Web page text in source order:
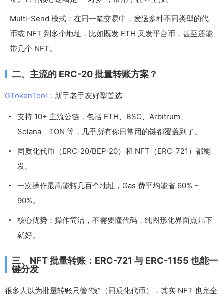
Multi-Send 模式：在同一笔交易中，发送多种不同类型的代
币或 NFT 到多个地址，比如既发 ETH 又发平台币，甚至还能
带几个 NFT。
二、主流的 ERC-20 批量转账方案？
GTokenTool ：新手老手友好型首选
支持 10+ 主流公链，包括 ETH、BSC、Arbitrum、
Solana、TON 等，几乎所有你日常用的链都覆盖到了。
同质化代币（ERC-20/BEP-20）和 NFT（ERC-721）都能
发。
一次操作最高能转几百个地址，Gas 费平均能省 60% ~
90%。
核心优势：操作简洁，不需要懂代码，纯图形化界面点几下
就好。
三、NFT 批量转账：ERC-721 与 ERC-1155 也能一
键分发
很多人以为批量转账只管“钱”（同质化代币），其实 NFT 也完全